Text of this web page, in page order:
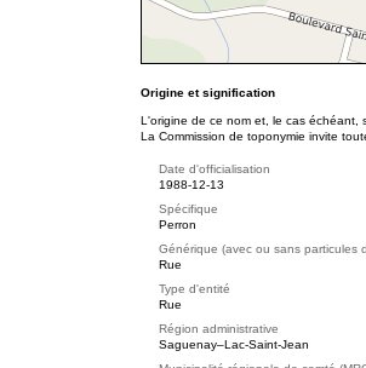
Origine et signification
L'origine de ce nom et, le cas échéant,
La Commission de toponymie invite
Date d'officialisation
1988-12-13
Spécifique
Perron
Générique (avec ou sans particules
Rue
Type d'entité
Rue
Région administrative
Saguenay–Lac-Saint-Jean